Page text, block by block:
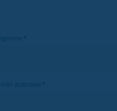
Cognome
mail aziendale